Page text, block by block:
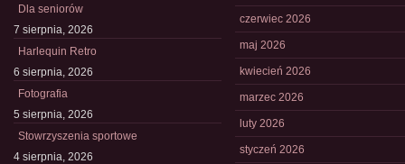
Dla seniorów
7 sierpnia, 2026
Harlequin Retro
6 sierpnia, 2026
Fotografia
5 sierpnia, 2026
Stowrzyszenia sportowe
4 sierpnia, 2026
czerwiec 2026
maj 2026
kwiecień 2026
marzec 2026
luty 2026
styczeń 2026